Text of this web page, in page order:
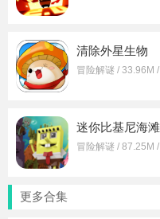
清除外星生物
迷你比基尼海滩
更多合集